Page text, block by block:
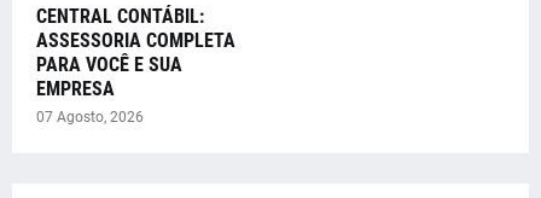
CENTRAL CONTÁBIL:
ASSESSORIA COMPLETA
PARA VOCÊ E SUA
EMPRESA
07 Agosto, 2026